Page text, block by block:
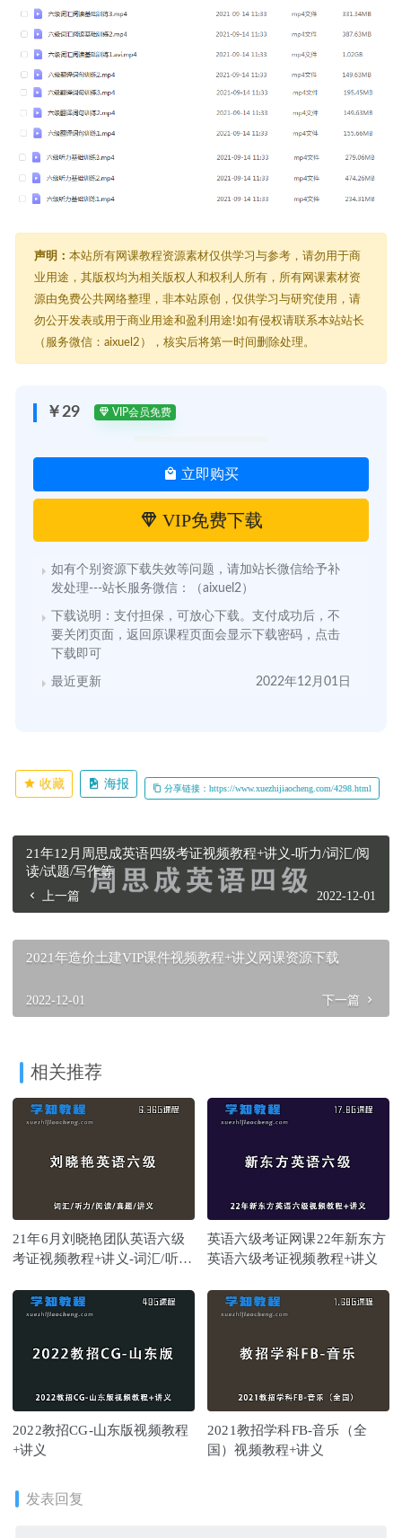
声明： 本站所有网课教程资源素材仅供学习与参考，请勿用于商
业用途，其版权均为相关版权人和权利人所有，所有网课素材资
源由免费公共网络整理，非本站原创，仅供学习与研究使用，请
勿公开发表或用于商业用途和盈利用途!如有侵权请联系本站站长
（服务微信：aixuel2），核实后将第一时间删除处理。
￥29 VIP会员免费
立即购买
VIP免费下载
如有个别资源下载失效等问题，请加站长微信给予补
发处理---站长服务微信：（aixuel2）
下载说明：支付担保，可放心下载。支付成功后，不
要关闭页面，返回原课程页面会显示下载密码，点击
下载即可
最近更新 2022年12月01日
收藏 海报 分享链接：https://www.xuezhijiaocheng.com/4298.html
21年12月周思成英语四级考证视频教程+讲义-听力/词汇/阅
读/试题/写作等
上一篇 2022-12-01
2021年造价土建VIP课件视频教程+讲义网课资源下载
2022-12-01 下一篇
相关推荐
21年6月刘晓艳团队英语六级
考证视频教程+讲义-词汇/听
英语六级考证网课22年新东方
英语六级考证视频教程+讲义
2022教招CG-山东版视频教程
+讲义
2021教招学科FB-音乐（全
国）视频教程+讲义
发表回复